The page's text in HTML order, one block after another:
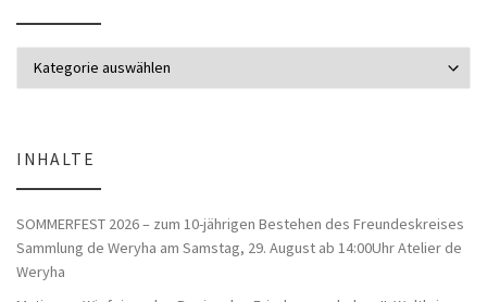
INHALTE
SOMMERFEST 2026 – zum 10-jährigen Bestehen des Freundeskreises
Sammlung de Weryha am Samstag, 29. August ab 14:00Uhr Atelier de
Weryha